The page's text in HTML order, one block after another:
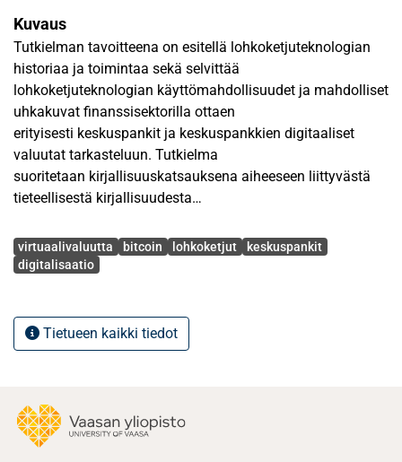
Kuvaus
Tutkielman tavoitteena on esitellä lohkoketjuteknologian
historiaa ja toimintaa sekä selvittää
lohkoketjuteknologian käyttömahdollisuudet ja mahdolliset
uhkakuvat finanssisektorilla ottaen
erityisesti keskuspankit ja keskuspankkien digitaaliset
valuutat tarkasteluun. Tutkielma
suoritetaan kirjallisuuskatsauksena aiheeseen liittyvästä
tieteellisestä kirjallisuudesta
Tällä hetkellä keskeisimpänä käyttömahdollisuutena
voidaan pitää virtuaalivaluutta bitcoinia,
yleisesti, on kehitetty ratkaisemaan ongelmia nykyisessä
rahoitusjärjestelmässä. Näitä ongelmia
toteutuminen, yksityisyyden puute sekä
rahoitusjärjestelmän läpinäkymättömyys.
Avainsanat
virtuaalivaluutta bitcoin lohkoketjut
keskuspankit
digitalisaatio
Tietueen kaikki tiedot